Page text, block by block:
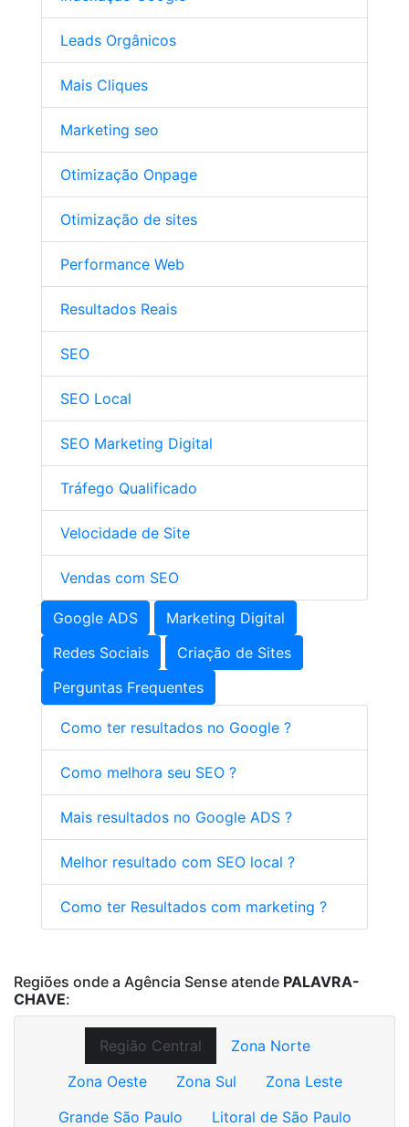
Leads Orgânicos
Mais Cliques
Marketing seo
Otimização Onpage
Otimização de sites
Performance Web
Resultados Reais
SEO
SEO Local
SEO Marketing Digital
Tráfego Qualificado
Velocidade de Site
Vendas com SEO
Google ADS
Marketing Digital
Redes Sociais
Criação de Sites
Perguntas Frequentes
Como ter resultados no Google ?
Como melhora seu SEO ?
Mais resultados no Google ADS ?
Melhor resultado com SEO local ?
Como ter Resultados com marketing ?
Regiões onde a Agência Sense atende PALAVRA-
CHAVE:
Região Central
Zona Norte
Zona Oeste
Zona Sul
Zona Leste
Grande São Paulo
Litoral de São Paulo